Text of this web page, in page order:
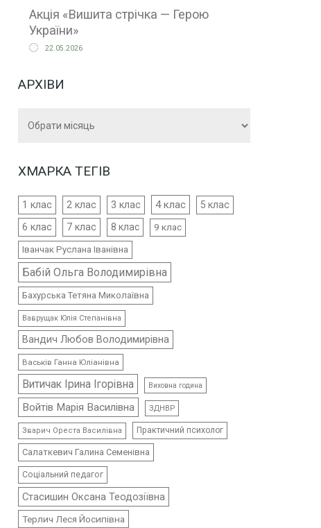
Акція «Вишита стрічка — Герою
України»
22.05.2026
АРХІВИ
ХМАРКА ТЕГІВ
1 клас 2 клас 3 клас 4 клас 5 клас
6 клас 7 клас 8 клас 9 клас
Іванчак Руслана Іванівна
Бабій Ольга Володимирівна
Бахурська Тетяна Миколаївна
Ваврущак Юлія Степанівна
Вандич Любов Володимирівна
Васьків Ганна Юліанівна
Витичак Ірина Ігорівна Виховна година
Войтів Марія Василівна ЗДНВР
Зварич Ореста Василівна Практичний психолог
Салаткевич Галина Семенівна
Соціальний педагог
Стасишин Оксана Теодозіївна
Терлич Леся Йосипівна